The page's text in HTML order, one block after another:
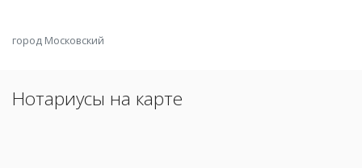
город Московский
Нотариусы на карте